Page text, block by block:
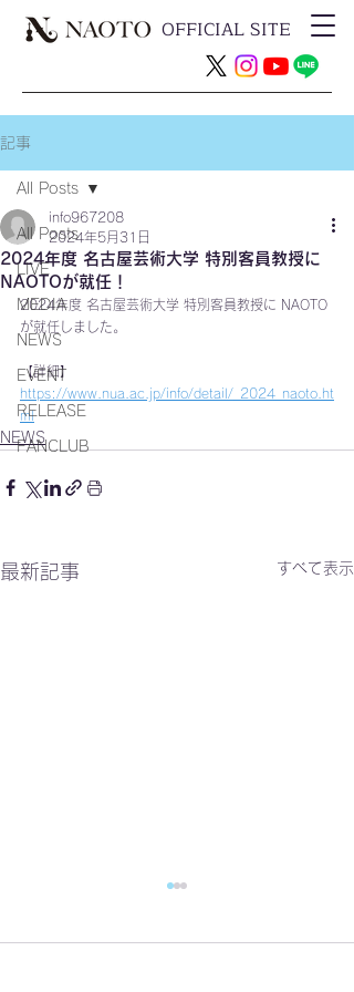
OFFICIAL SITE
記事
All Posts
LIVE
MEDIA
NEWS
EVENT
RELEASE
FANCLUB
All Posts
2024年度 名古屋芸術大学 特別客員教授に
NAOTOが就任！
info967208
2024年5月31日
2024年度 名古屋芸術大学 特別客員教授に NAOTO
が就任しました。
【詳細】
https://www.nua.ac.jp/info/detail/_2024_naoto.ht
ml
NEWS
最新記事 すべて表示
ースティックコンサート